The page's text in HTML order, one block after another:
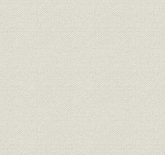
営
試練の長期不況【昭和元年~11年】
金融経済
関の動揺と徳島県経済
営諸施策
制時代【昭和12年~20年】
金融統制